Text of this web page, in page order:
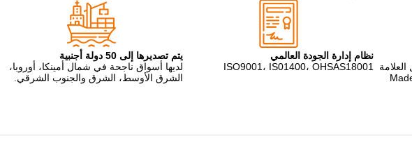
نظام إدارة الجودة العالمي
ISO9001، IS01400، OHSAS18001
يتم تصديرها إلى 50 دولة أجنبية
لديها أسواق ناجحة في شمال أمينكا، أوروبا،
الشرق الأوسط، الشرق والجنوب الشرقي.